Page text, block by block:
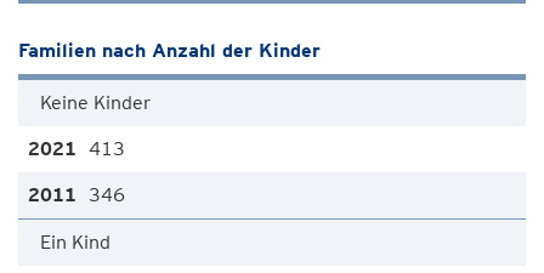
Familien nach Anzahl der Kinder
Keine Kinder
413
346
Ein Kind